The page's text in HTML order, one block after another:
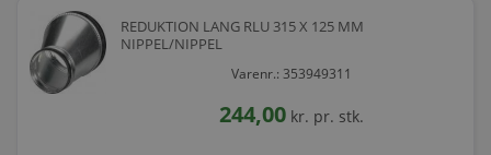
REDUKTION LANG RLU 315 X 125 MM
NIPPEL/NIPPEL
Varenr.: 353949311
244,00 kr. pr. stk.